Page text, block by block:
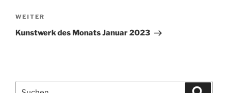
Nächster
Beitrag
WEITER
Kunstwerk des Monats Januar 2023